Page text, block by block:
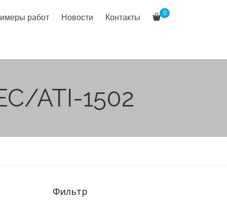
работ Новости Контакты 0
ATI-1502
Фильтр